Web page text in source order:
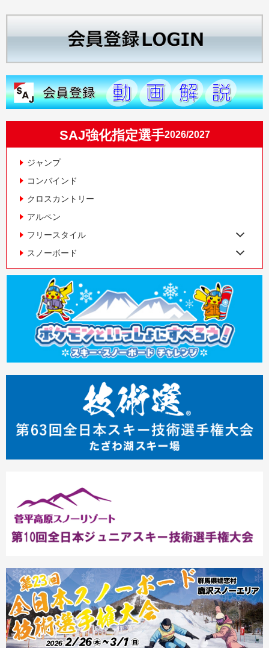
SAJ強化指定選手2026/2027
ジャンプ
コンバインド
クロスカントリー
アルペン
フリースタイル
スノーボード